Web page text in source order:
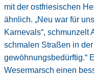
mit der ostfriesischen
ähnlich. „Neu war für
Karnevals“,
schmalen Straßen in
gewöhnungsbedürftig.“
Wesermarsch einen